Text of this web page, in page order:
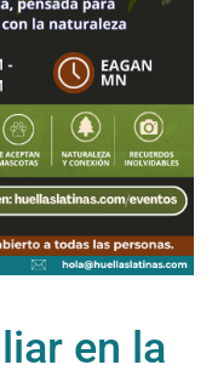
en la